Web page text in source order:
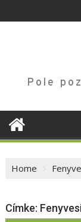
to
Pole
Home
Címke: